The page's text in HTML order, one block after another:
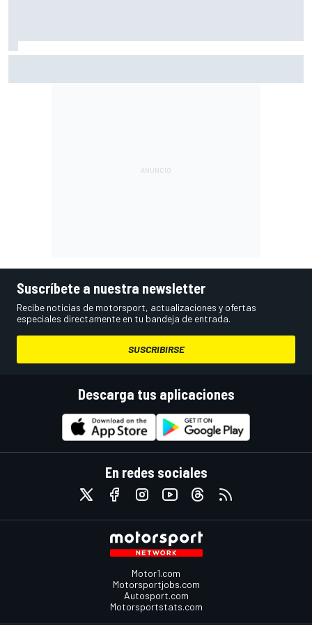
Suscríbete a nuestra newsletter
Recibe noticias de motorsport, actualizaciones y ofertas
especiales directamente en tu bandeja de entrada.
SUSCRIBIRSE
Descarga tus aplicaciones
En redes sociales
Motor1.com
Motorsportjobs.com
Autosport.com
Motorsportstats.com